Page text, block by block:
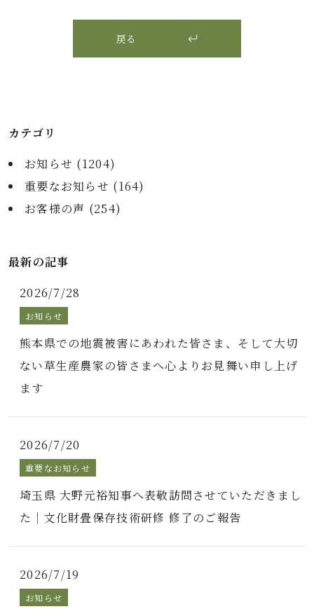
戻る
カテゴリ
お知らせ (1204)
重要なお知らせ (164)
お客様の声 (254)
最新の記事
2026/7/28
お知らせ
熊本県での地震被害にあわれた皆さま、そして大切
ない草生産農家の皆さまへ心よりお見舞い申し上げ
ます
2026/7/20
重要なお知らせ
埼玉県 大野元裕知事へ表敬訪問させていただきまし
た｜文化財畳保存技術研修 修了のご報告
2026/7/19
お知らせ